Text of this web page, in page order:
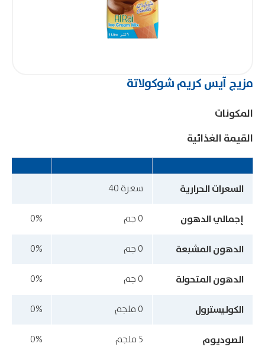
مزيج آيس كريم شوكولاتة
المكونات
القيمة الغذائية
السعرات الحرارية سعرة 40
إجمالي الدهون 0 جم 0%
الدهون المشبعة 0 جم 0%
الدهون المتحولة 0 جم 0%
الكوليسترول 0 ملجم 0%
الصوديوم 5 ملجم 0%